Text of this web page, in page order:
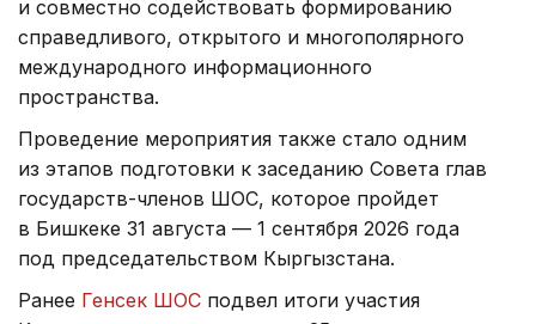
и совместно содействовать формированию
справедливого, открытого и многополярного
международного информационного
пространства.
Проведение мероприятия также стало одним
из этапов подготовки к заседанию Совета глав
государств-членов ШОС, которое пройдет
в Бишкеке 31 августа — 1 сентября 2026 года
под председательством Кыргызстана.
Ранее Генсек ШОС подвел итоги участия